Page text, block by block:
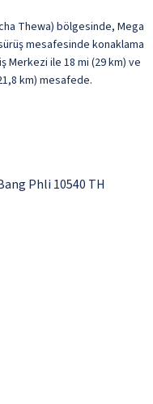
Thewa) bölgesinde, Mega
mesafesinde konaklama
Merkezi ile 18 mi (29 km) ve
km) mesafede.
Phli 10540 TH